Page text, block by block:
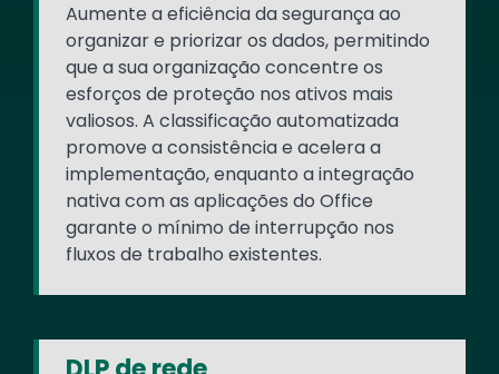
Aumente a eficiência da segurança ao
organizar e priorizar os dados, permitindo
que a sua organização concentre os
esforços de proteção nos ativos mais
valiosos. A classificação automatizada
promove a consistência e acelera a
implementação, enquanto a integração
nativa com as aplicações do Office
garante o mínimo de interrupção nos
fluxos de trabalho existentes.